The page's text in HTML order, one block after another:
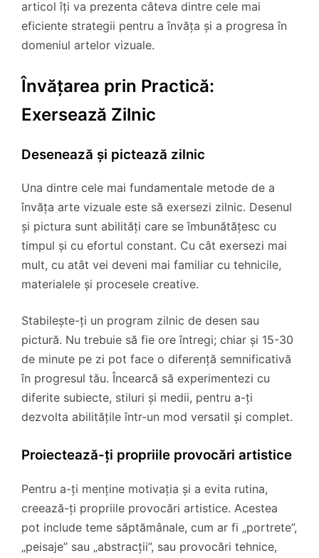
articol îți va prezenta câteva dintre cele mai
eficiente strategii pentru a învăța și a progresa în
domeniul artelor vizuale.
Învățarea prin Practică:
Exersează Zilnic
Desenează și pictează zilnic
Una dintre cele mai fundamentale metode de a
învăța arte vizuale este să exersezi zilnic. Desenul
și pictura sunt abilități care se îmbunătățesc cu
timpul și cu efortul constant. Cu cât exersezi mai
mult, cu atât vei deveni mai familiar cu tehnicile,
materialele și procesele creative.
Stabilește-ți un program zilnic de desen sau
pictură. Nu trebuie să fie ore întregi; chiar și 15-30
de minute pe zi pot face o diferență semnificativă
în progresul tău. Încearcă să experimentezi cu
diferite subiecte, stiluri și medii, pentru a-ți
dezvolta abilitățile într-un mod versatil și complet.
Proiectează-ți propriile provocări artistice
Pentru a-ți menține motivația și a evita rutina,
creează-ți propriile provocări artistice. Acestea
pot include teme săptămânale, cum ar fi „portrete”,
„peisaje” sau „abstracții”, sau provocări tehnice,